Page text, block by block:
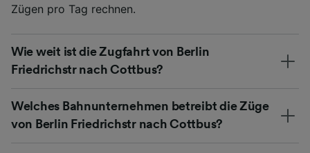
Zügen pro Tag rechnen.
Wie weit ist die Zugfahrt von Berlin
Friedrichstr nach Cottbus?
Welches Bahnunternehmen betreibt die Züge
von Berlin Friedrichstr nach Cottbus?